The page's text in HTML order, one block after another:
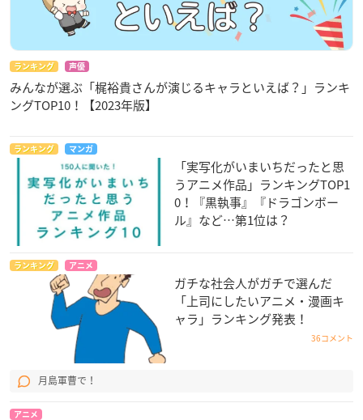
ランキング 声優
みんなが選ぶ「梶裕貴さんが演じるキャラといえば？」ランキ
ングTOP10！【2023年版】
ランキング マンガ
「実写化がいまいちだったと思
うアニメ作品」ランキングTOP1
0！『黒執事』『ドラゴンボー
ル』など…第1位は？
ランキング アニメ
ガチな社会人がガチで選んだ
「上司にしたいアニメ・漫画キ
ャラ」ランキング発表！
36コメント
月島軍曹で！
アニメ